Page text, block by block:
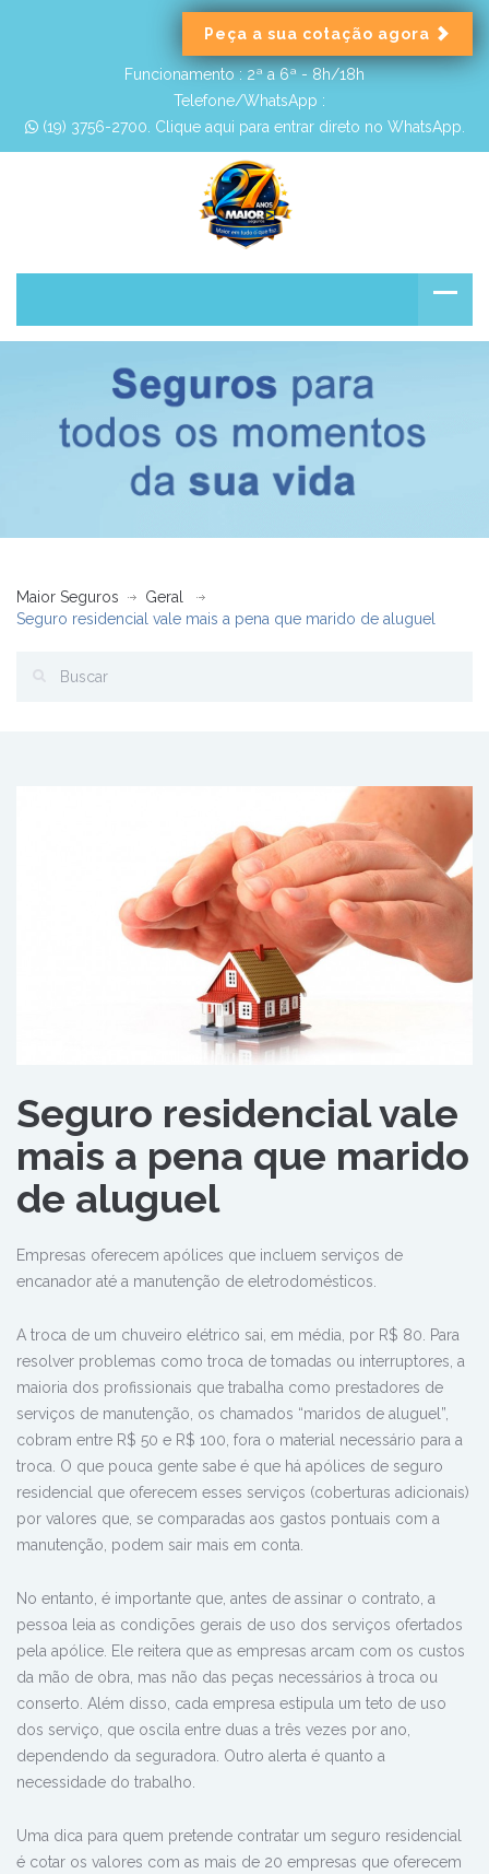
Peça a sua cotação agora
Funcionamento :2ª a 6ª - 8h/18h
Telefone/WhatsApp :
(19) 3756-2700. Clique aqui para entrar direto no WhatsApp.
Maior Seguros
Geral
Seguro residencial vale mais a pena que marido de aluguel
Seguro residencial vale
mais a pena que marido
de aluguel
Empresas oferecem apólices que incluem serviços de
encanador até a manutenção de eletrodomésticos.
A troca de um chuveiro elétrico sai, em média, por R$ 80. Para
resolver problemas como troca de tomadas ou interruptores, a
maioria dos profissionais que trabalha como prestadores de
serviços de manutenção, os chamados “maridos de aluguel”,
cobram entre R$ 50 e R$ 100, fora o material necessário para a
troca. O que pouca gente sabe é que há apólices de seguro
residencial que oferecem esses serviços (coberturas adicionais)
por valores que, se comparadas aos gastos pontuais com a
manutenção, podem sair mais em conta.
No entanto, é importante que, antes de assinar o contrato, a
pessoa leia as condições gerais de uso dos serviços ofertados
pela apólice. Ele reitera que as empresas arcam com os custos
da mão de obra, mas não das peças necessários à troca ou
conserto. Além disso, cada empresa estipula um teto de uso
dos serviço, que oscila entre duas a três vezes por ano,
dependendo da seguradora. Outro alerta é quanto a
necessidade do trabalho.
Uma dica para quem pretende contratar um seguro residencial
é cotar os valores com as mais de 20 empresas que oferecem